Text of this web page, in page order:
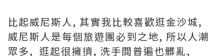
比起威尼斯人, 其實我比較喜歡逛金沙城,
威尼斯人是每個旅遊團必到之地, 所以人潮
眾多, 逛起很擁擠, 洗手間普遍也髒亂,